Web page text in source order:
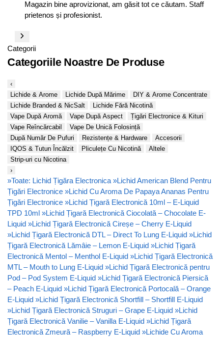
Magazin bine aprovizionat, am găsit tot ce căutam. Staff
prietenos și profesionist.
Categorii
Categoriile Noastre De Produse
‹
Lichide & Arome
Lichide După Mărime
DIY & Arome Concentrate
Lichide Branded & NicSalt
Lichide Fără Nicotină
Vape După Aromă
Vape După Aspect
Țigări Electronice & Kituri
Vape Reîncărcabil
Vape De Unică Folosință
După Număr De Pufuri
Rezistențe & Hardware
Accesorii
IQOS & Tutun Încălzit
Pliculețe Cu Nicotină
Altele
Strip-uri cu Nicotina
›
»Toate: Lichid Țigăra Electronica »Lichid American Blend Pentru
Țigări Electronice »Lichid Cu Aroma De Papaya Ananas Pentru
Țigări Electronice »Lichid Țigară Electronică 10ml – E-Liquid
TPD 10ml »Lichid Țigară Electronică Ciocolată – Chocolate E-
Liquid »Lichid Țigară Electronică Cireșe – Cherry E-Liquid
»Lichid Țigară Electronică DTL – Direct To Lung E-Liquid »Lichid
Țigară Electronică Lămâie – Lemon E-Liquid »Lichid Țigară
Electronică Mentol – Menthol E-Liquid »Lichid Țigară Electronică
MTL – Mouth to Lung E-Liquid »Lichid Țigară Electronică pentru
Pod – Pod System E-Liquid »Lichid Țigară Electronică Piersică
– Peach E-Liquid »Lichid Țigară Electronică Portocală – Orange
E-Liquid »Lichid Țigară Electronică Shortfill – Shortfill E-Liquid
»Lichid Țigară Electronică Struguri – Grape E-Liquid »Lichid
Țigară Electronică Vanilie – Vanilla E-Liquid »Lichid Țigară
Electronică Zmeură – Raspberry E-Liquid »Lichide Cu Aroma